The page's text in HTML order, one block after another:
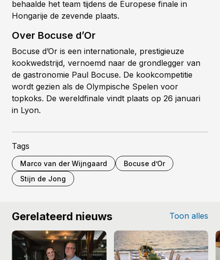
behaalde het team tijdens de Europese finale in
Hongarije de zevende plaats.
Over Bocuse d’Or
Bocuse d’Or is een internationale, prestigieuze
kookwedstrijd, vernoemd naar de grondlegger van
de gastronomie Paul Bocuse. De kookcompetitie
wordt gezien als de Olympische Spelen voor
topkoks. De wereldfinale vindt plaats op 26 januari
in Lyon.
Tags
Marco van der Wijngaard
Bocuse d’Or
Stijn de Jong
Gerelateerd nieuws Toon alles